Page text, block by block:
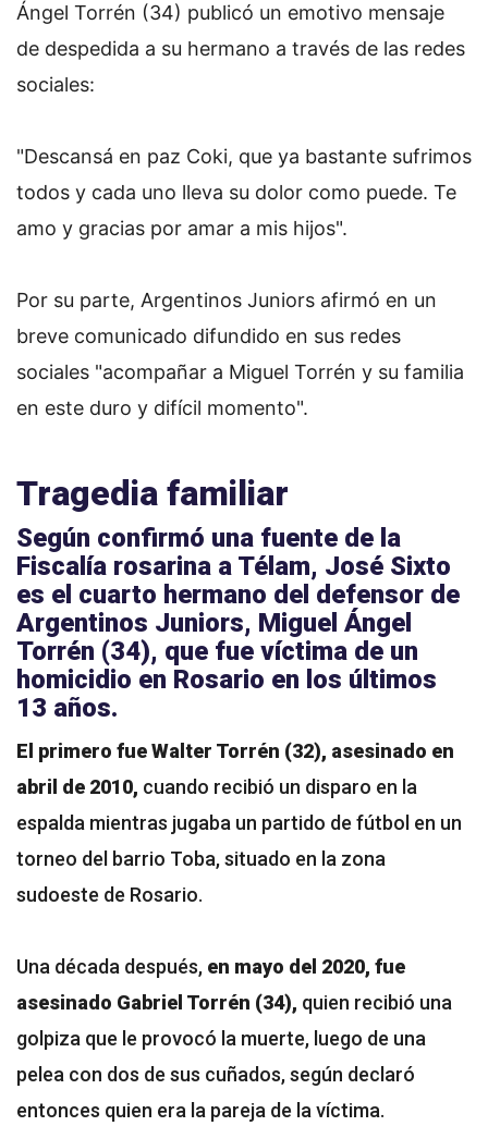
Ángel Torrén (34) publicó un emotivo mensaje
de despedida a su hermano a través de las redes
sociales:
"Descansá en paz Coki, que ya bastante sufrimos
todos y cada uno lleva su dolor como puede. Te
amo y gracias por amar a mis hijos".
Por su parte, Argentinos Juniors afirmó en un
breve comunicado difundido en sus redes
sociales "acompañar a Miguel Torrén y su familia
en este duro y difícil momento".
Tragedia familiar
Según confirmó una fuente de la
Fiscalía rosarina a Télam, José Sixto
es el cuarto hermano del defensor de
Argentinos Juniors, Miguel Ángel
Torrén (34), que fue víctima de un
homicidio en Rosario en los últimos
13 años.
El primero fue Walter Torrén (32), asesinado en
abril de 2010, cuando recibió un disparo en la
espalda mientras jugaba un partido de fútbol en un
torneo del barrio Toba, situado en la zona
sudoeste de Rosario.
Una década después, en mayo del 2020, fue
asesinado Gabriel Torrén (34), quien recibió una
golpiza que le provocó la muerte, luego de una
pelea con dos de sus cuñados, según declaró
entonces quien era la pareja de la víctima.